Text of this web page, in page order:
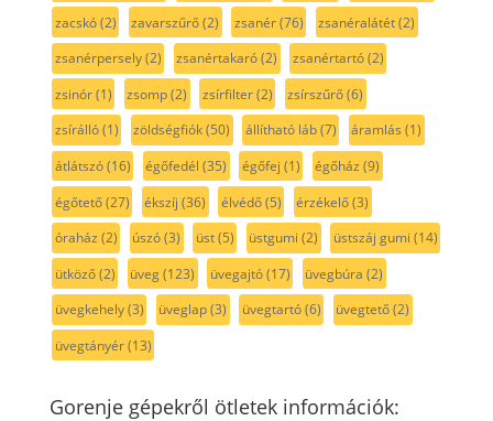
zacskó(2) zavarszűrő(2) zsanér(76) zsanéralátét(2)
zsanérpersely(2) zsanértakaró(2) zsanértartó(2)
zsinór(1) zsomp(2) zsírfilter(2) zsírszűrő(6)
zsírálló(1) zöldségfiók(50) állítható láb(7) áramlás (1)
átlátszó(16) égőfedél (35) égőfej (1) égőház (9)
égőtető(27) ékszíj (36) élvédő(5) érzékelő(3)
óraház (2) úszó(3) üst(5) üstgumi (2) üstszáj gumi (14)
ütköző(2) üveg(123) üvegajtó(17) üvegbúra (2)
üvegkehely(3) üveglap(3) üvegtartó(6) üvegtető(2)
üvegtányér(13)
Gorenje gépekről ötletek információk: